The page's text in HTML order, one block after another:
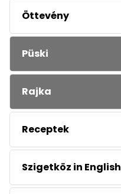
Öttevény
Püski
Rajka
Receptek
Szigetköz in English